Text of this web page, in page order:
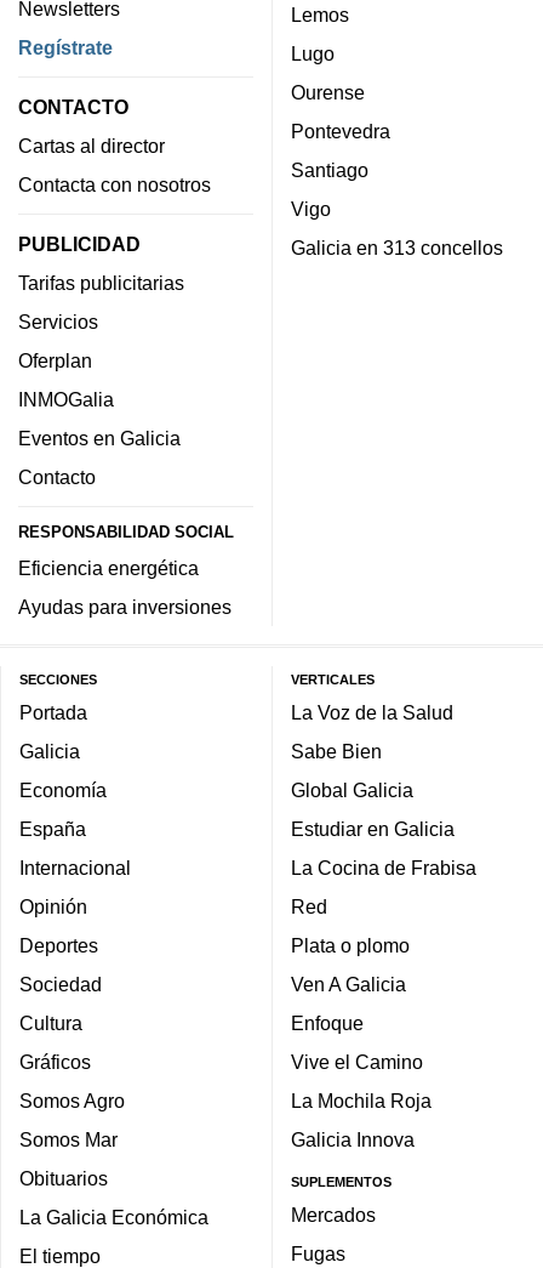
Newsletters
Regístrate
CONTACTO
Cartas al director
Contacta con nosotros
PUBLICIDAD
Tarifas publicitarias
Servicios
Oferplan
INMOGalia
Eventos en Galicia
Contacto
RESPONSABILIDAD SOCIAL
Eficiencia energética
Ayudas para inversiones
Lemos
Lugo
Ourense
Pontevedra
Santiago
Vigo
Galicia en 313 concellos
SECCIONES
Portada
Galicia
Economía
España
Internacional
Opinión
Deportes
Sociedad
Cultura
Gráficos
Somos Agro
Somos Mar
Obituarios
La Galicia Económica
El tiempo
VERTICALES
La Voz de la Salud
Sabe Bien
Global Galicia
Estudiar en Galicia
La Cocina de Frabisa
Red
Plata o plomo
Ven A Galicia
Enfoque
Vive el Camino
La Mochila Roja
Galicia Innova
SUPLEMENTOS
Mercados
Fugas